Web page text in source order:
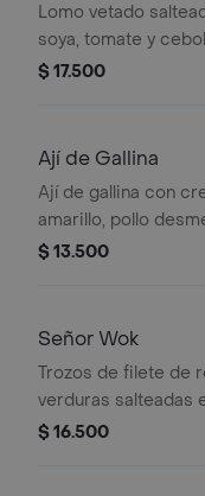
Lomo vetado
soya, tomate y
Acompañado de
$ 17.500
Ají de Gallina
Ají de gallina con
amarillo, pollo
sancochadas y
$ 13.500
Señor Wok
Trozos de filete de
verduras salteadas
salsa de ostión y
$ 16.500